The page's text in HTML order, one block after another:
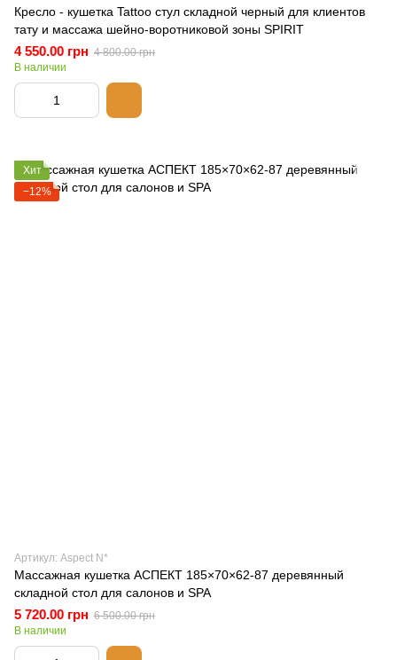
Кресло - кушетка Tattoo стул складной черный для клиентов
тату и массажа шейно-воротниковой зоны SPIRIT
4 550.00 грн 4 800.00 грн
В наличии
Хит
−12%
Артикул: Aspect N*
Массажная кушетка АСПЕКТ 185×70×62-87 деревянный
складной стол для салонов и SPA
5 720.00 грн 6 500.00 грн
В наличии